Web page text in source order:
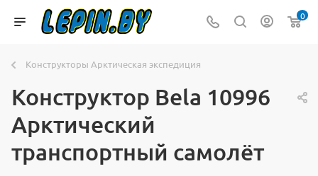
0
Конструкторы Арктическая экспедиция
Конструктор Bela 10996
Арктический
транспортный самолёт